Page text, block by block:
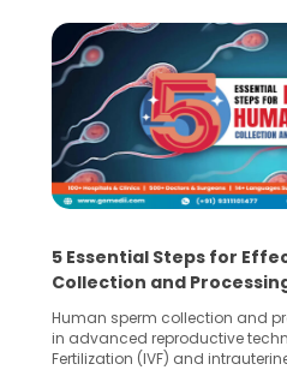
5 Essential Steps for
Collection and
Human sperm collection and
in advanced reproductive
Fertilization (IVF) and